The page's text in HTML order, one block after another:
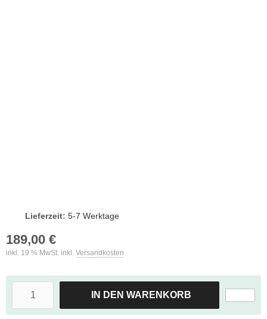
Lieferzeit: 5-7 Werktage
189,00 €
inkl. 19 % MwSt. inkl. Versandkosten
IN DEN WARENKORB